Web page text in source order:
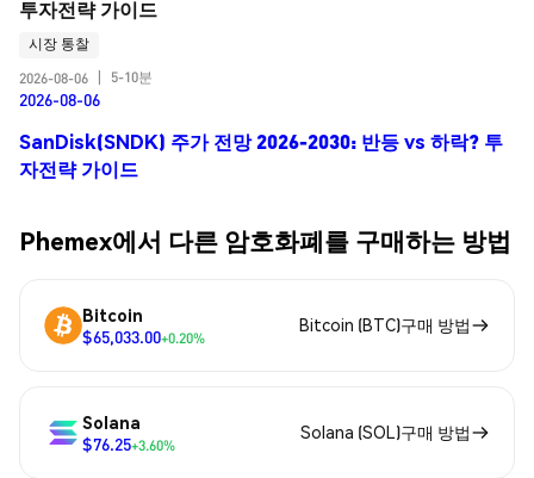
투자전략 가이드
시장 통찰
2026-08-06
5-10분
2026-08-06
SanDisk(SNDK) 주가 전망 2026-2030: 반등 vs 하락? 투
자전략 가이드
Phemex에서 다른 암호화폐를 구매하는 방법
Bitcoin
$65,033.00+0.20%
Bitcoin (BTC)구매 방법
Solana
$76.25+3.60%
Solana (SOL)구매 방법